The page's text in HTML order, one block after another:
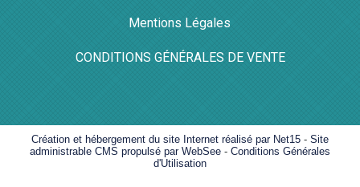
Mentions Légales
CONDITIONS GÉNÉRALES DE VENTE
Création et hébergement du site Internet réalisé par Net15 - Site
administrable CMS propulsé par WebSee - Conditions Générales
d'Utilisation